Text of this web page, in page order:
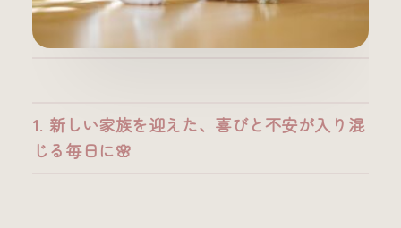
1. 新しい家族を迎えた、喜びと不安が入り混
じる毎日に🌸